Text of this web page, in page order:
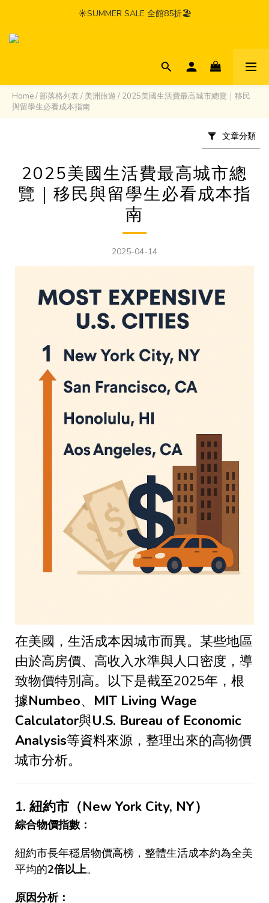
☀️SUMMER SALE 全館85折🏖️
Home/部落格列表 / 美洲旅遊 / 2025美國生活費最高城市總覽｜移民
與留學生必看成本指南
文章分類
2025美國生活費最高城市總
覽｜移民與留學生必看成本指
南
2025-04-14
在美國，生活成本因城市而異。某些地區
由於高房價、高收入水準與人口密度，導
致物價特別高。以下是截至2025年，根
據Numbeo、 MIT Living Wage
Calculator與U.S. Bureau of Economic
Analysis等資料來源，整理出來的高物價
城市分析。
1.紐約市（New York City, NY）
綜合物價指數：
紐約市長年穩居物價高榜，整體生活成本約為全美
平均的2倍以上。
原因分析：